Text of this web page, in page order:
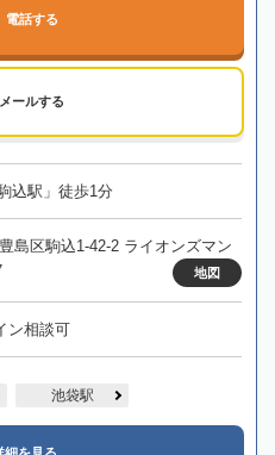
電話する
メールする
込駅」徒歩1分
島区駒込1-42-2 ライオンズマン
地図
ン相談可
池袋駅